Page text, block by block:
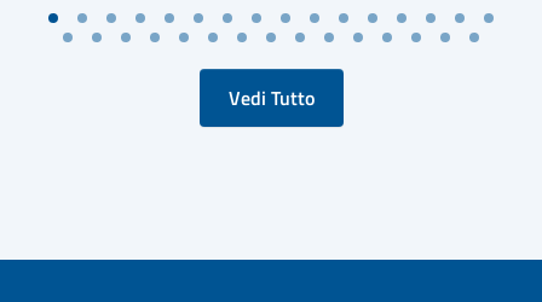
Vedi Tutto